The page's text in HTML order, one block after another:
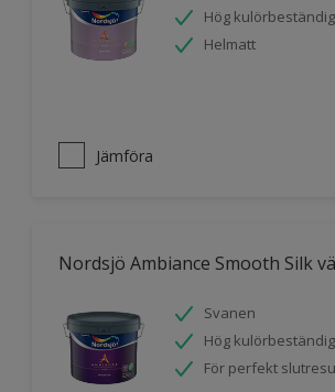
Hög
Helmatt
Jämföra
Nordsjö Ambiance Smooth Silk
Svanen
Hög
För perfekt